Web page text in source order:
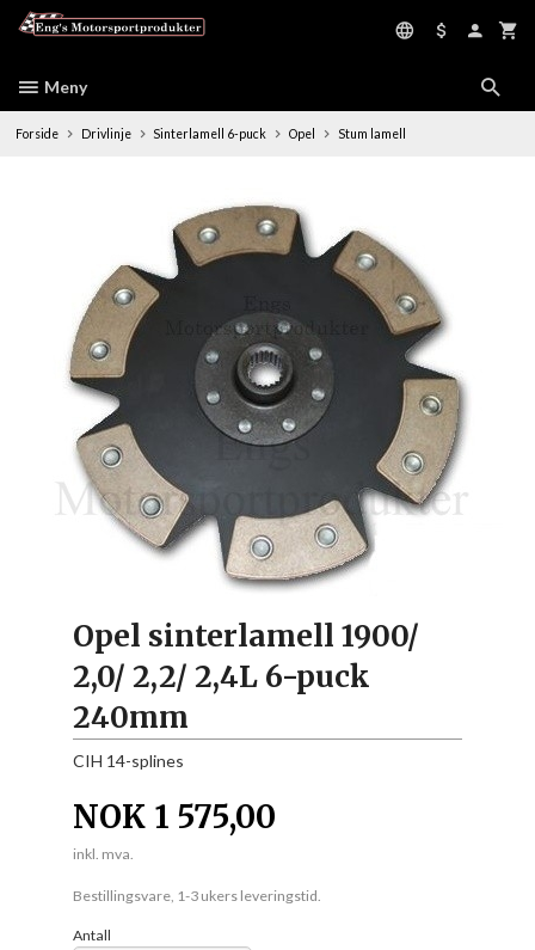
Meny
Forside Drivlinje Sinterlamell 6-puck Opel Stum lamell
Opel sinterlamell 1900/
2,0/ 2,2/ 2,4L 6-puck
240mm
CIH 14-splines
NOK 1 575,00
inkl. mva.
Bestillingsvare, 1-3 ukers leveringstid.
Antall